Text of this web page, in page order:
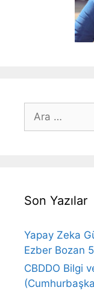
ara
Son Yazılar
Yapay Zeka
Ezber Bozan
CBDDO Bilgi